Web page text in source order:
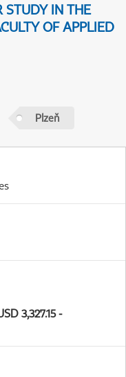
STUDY IN THE
OF APPLIED
Plzeň
3,327.15 -